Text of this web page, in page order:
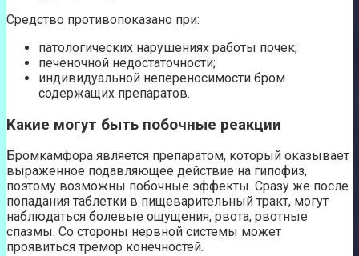
Средство противопоказано при:
патологических нарушениях работы почек;
печеночной недостаточности;
индивидуальной непереносимости бром
содержащих препаратов.
Какие могут быть побочные реакции
Бромкамфора является препаратом, который оказывает
выраженное подавляющее действие на гипофиз,
поэтому возможны побочные эффекты. Сразу же после
попадания таблетки в пищеварительный тракт, могут
наблюдаться болевые ощущения, рвота, рвотные
спазмы. Со стороны нервной системы может
проявиться тремор конечностей.